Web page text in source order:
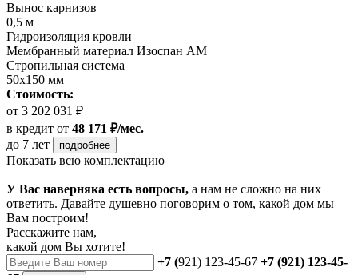
Вынос карнизов
0,5 м
Гидроизоляция кровли
Мембранный материал Изоспан АМ
Стропильная система
50х150 мм
Стоимость:
от 3 202 031 ₽
в кредит от 48 171 ₽/мес.
до 7 лет
подробнее
Показать всю комплектацию
У Вас наверняка есть вопросы, а нам не сложно на них
ответить. Давайте душевно поговорим о том, какой дом мы
Вам построим!
Расскажите нам,
какой дом Вы хотите!
+7 (921) 123-45-67 +7 (921) 123-45-